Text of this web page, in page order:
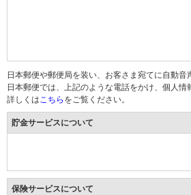
日本郵便や郵便局を装い、お客さま宛てに自動
日本郵便では、上記のような電話をかけ、個人情
詳しくは こちらをご覧ください。
貯金サービスについて
保険サービスについて